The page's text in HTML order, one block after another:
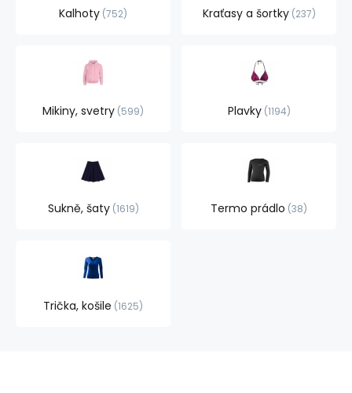
Kalhoty 752 Kraťasy a šortky 237
Mikiny, svetry 599 Plavky 1194
Sukně, šaty 1619 Termo prádlo 38
Trička, košile 1625